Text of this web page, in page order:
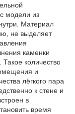
модели из
Материал
не выделяет
каменки
количество
и
лёгкого пара
к стене и
в
время